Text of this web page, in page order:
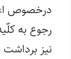
درخصوص
رجوع به
نیز برداشت